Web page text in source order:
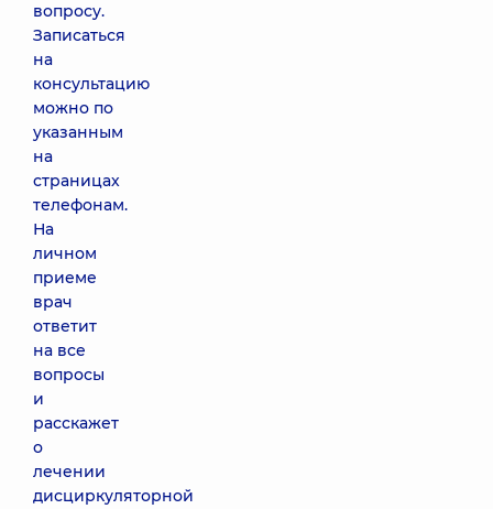
вопросу.
Записаться
на
консультацию
можно по
указанным
на
страницах
телефонам.
На
личном
приеме
врач
ответит
на все
вопросы
и
расскажет
о
лечении
дисциркуляторной